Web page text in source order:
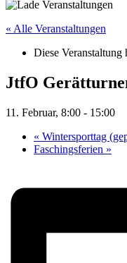
« Alle Veranstaltungen
Diese Veranstaltung
JtfO
11. Februar, 8:00 - 15:00
« Wintersporttag
Faschingsferien »